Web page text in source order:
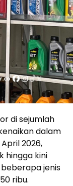
di sejumlah
dalam
2026,
hingga kini
jenis
ribu.